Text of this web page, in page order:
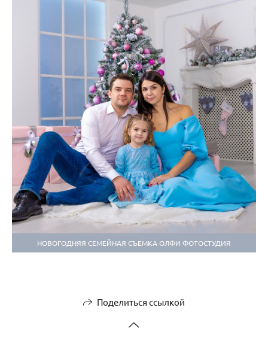
НОВОГОДНЯЯ СЕМЕЙНАЯ СЪЕМКА ОЛФИ ФОТОСТУДИЯ
Поделиться ссылкой